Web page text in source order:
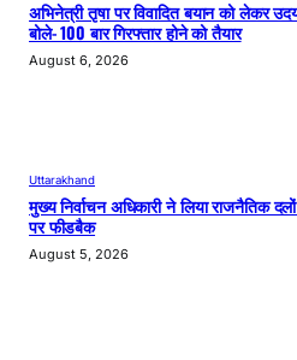
अभिनेत्री तृषा पर विवादित बयान को लेकर
बोले- 100 बार गिरफ्तार होने को तैयार
August 6, 2026
Uttarakhand
मुख्य निर्वाचन अधिकारी ने लिया राजनैतिक
पर फीडबैक
August 5, 2026